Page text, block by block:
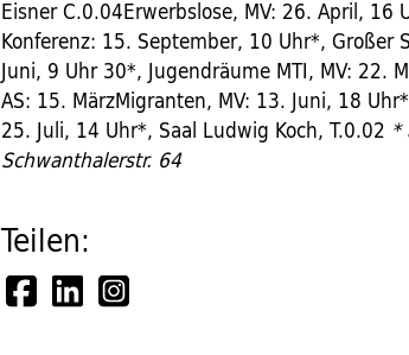
Eisner C.0.04Erwerbslose, MV: 26. April, 16
Konferenz: 15. September, 10 Uhr*, Großer
Juni, 9 Uhr 30*, Jugendräume MTI, MV: 22.
AS: 15. MärzMigranten, MV: 13. Juni, 18
25. Juli, 14 Uhr*, Saal Ludwig Koch, T.0.02 *
Schwanthalerstr. 64
Teilen: